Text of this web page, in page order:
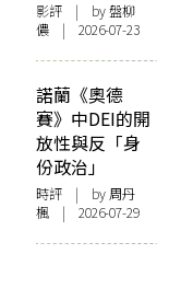
影評 | by 盤柳
儂 | 2026-07-23
諾蘭《奧德
賽》中DEI的開
放性與反「身
份政治」
時評 | by周丹
楓 | 2026-07-29